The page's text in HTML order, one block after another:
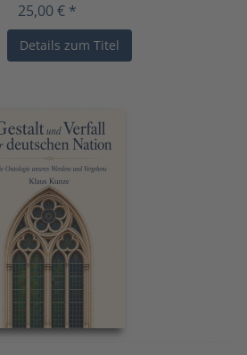
25,00 € *
Details zum Titel